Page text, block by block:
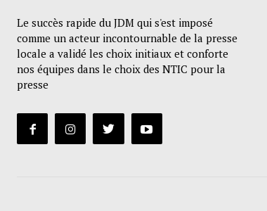
Le succès rapide du JDM qui s'est imposé
comme un acteur incontournable de la presse
locale a validé les choix initiaux et conforte
nos équipes dans le choix des NTIC pour la
presse